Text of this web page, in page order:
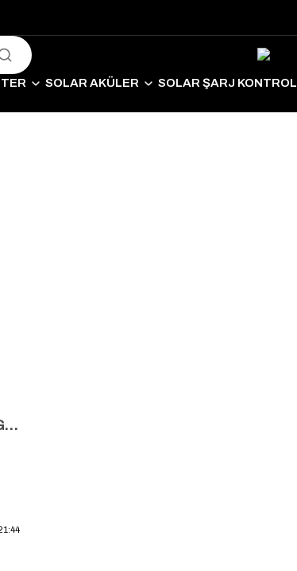
SOLAR AKÜLER SOLAR ŞARJ KONTROL
Akıllı Seralar ve Agrivoltaik: Güneş Enerjisiyle Tarımda Verim Patlaması